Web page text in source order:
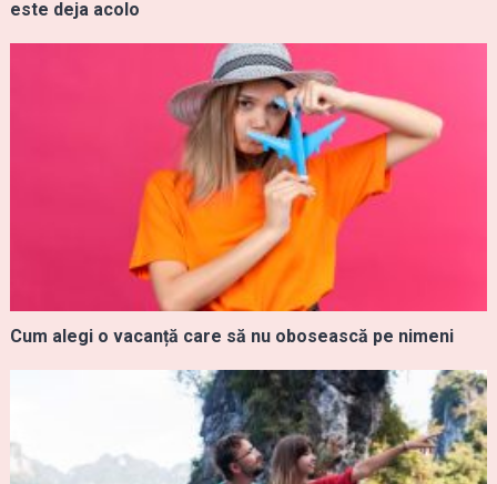
este deja acolo
Cum alegi o vacanță care să nu obosească pe nimeni